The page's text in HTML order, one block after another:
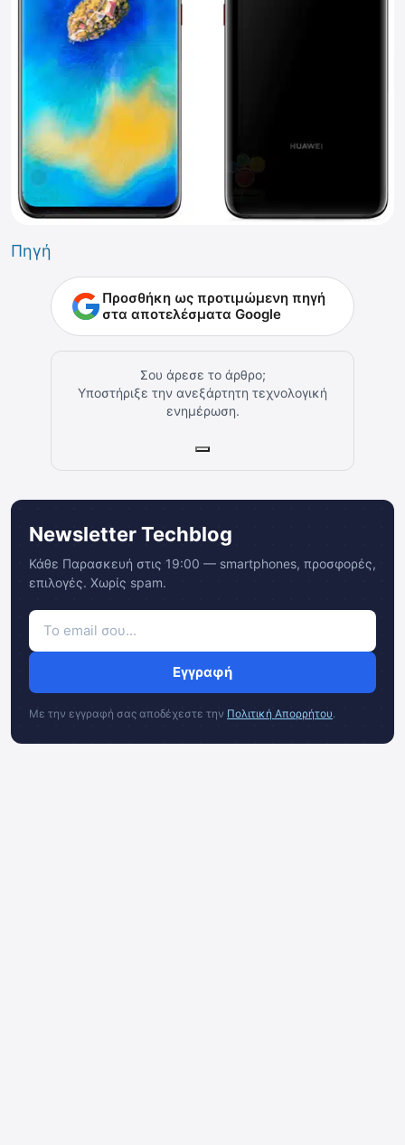
Πηγή
Προσθήκη ως προτιμώμενη πηγή
στα αποτελέσματα Google
Σου άρεσε το άρθρο;
Υποστήριξε την ανεξάρτητη τεχνολογική
ενημέρωση.
Newsletter Techblog
Κάθε Παρασκευή στις 19:00 — smartphones, προσφορές,
επιλογές. Χωρίς spam.
Εγγραφή
Με την εγγραφή σας αποδέχεστε την Πολιτική Απορρήτου.